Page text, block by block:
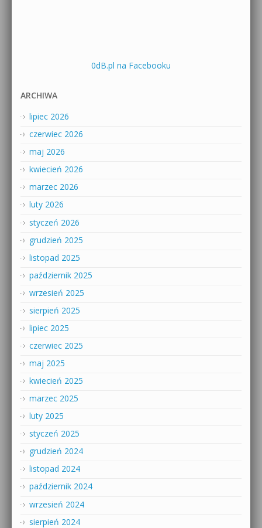
0dB.pl na Facebooku
ARCHIWA
lipiec 2026
czerwiec 2026
maj 2026
kwiecień 2026
marzec 2026
luty 2026
styczeń 2026
grudzień 2025
listopad 2025
październik 2025
wrzesień 2025
sierpień 2025
lipiec 2025
czerwiec 2025
maj 2025
kwiecień 2025
marzec 2025
luty 2025
styczeń 2025
grudzień 2024
listopad 2024
październik 2024
wrzesień 2024
sierpień 2024